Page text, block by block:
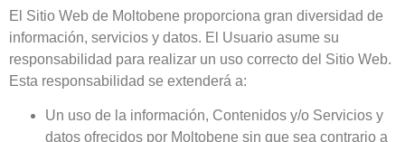
El Sitio Web de Moltobene proporciona gran diversidad de
información, servicios y datos. El Usuario asume su
responsabilidad para realizar un uso correcto del Sitio Web.
Esta responsabilidad se extenderá a:
Un uso de la información, Contenidos y/o Servicios y
datos ofrecidos por Moltobene sin que sea contrario a